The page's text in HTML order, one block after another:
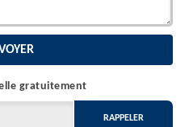
gratuitement